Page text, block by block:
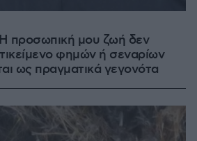
προσωπική μου ζωή δεν
φημών ή σεναρίων
ως πραγματικά γεγονότα